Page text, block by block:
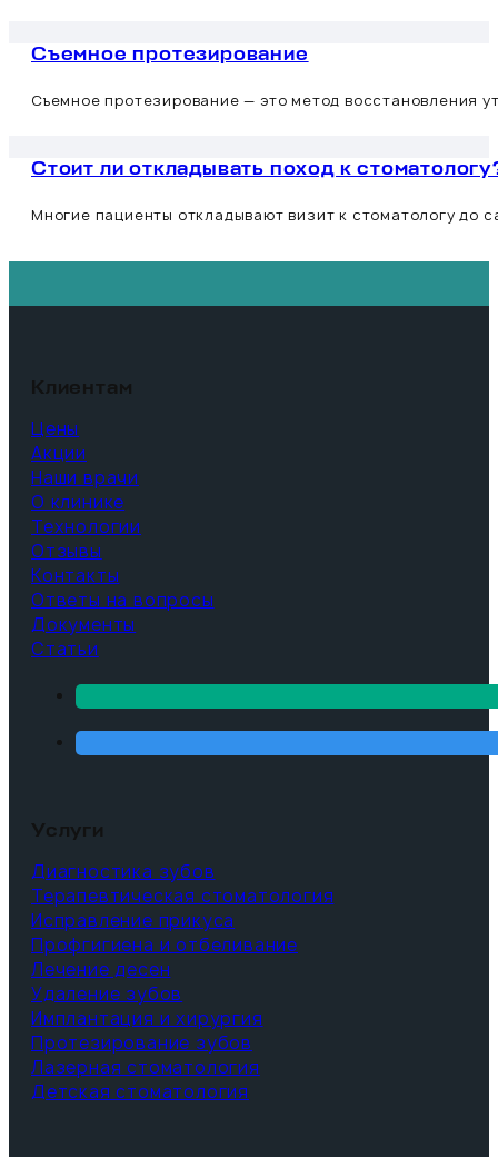
Съемное протезирование
Съемное протезирование — это метод восстановления
Стоит ли откладывать поход к
Многие пациенты откладывают визит к стоматологу до
Клиентам
Цены
Акции
Наши врачи
О клинике
Технологии
Отзывы
Контакты
Ответы на вопросы
Документы
Статьи
Услуги
Диагностика зубов
Терапевтическая стоматология
Исправление прикуса
Профгигиена и отбеливание
Лечение десен
Удаление зубов
Имплантация и хирургия
Протезирование зубов
Лазерная стоматология
Детская стоматология